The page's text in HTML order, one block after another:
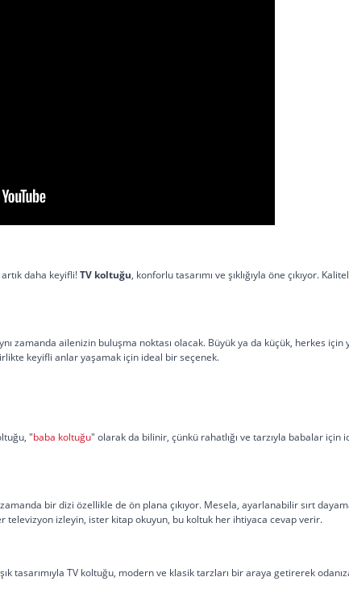
daha keyifli!TV koltuğu, konforlu tasarımı ve şıklığıyla öne çıkıyor.
zamanda ailenizin buluşma noktası olacak. Büyük ya da küçük, herkes
keyifli anlar yaşamak için ideal bir seçenek.
"baba koltuğu" olarak da bilinir, çünkü rahatlığı ve tarzıyla babalar için
zamanda bir dizi özellikle de ön plana çıkıyor. Mesela, ayarlanabilir sırt
televizyon izleyin, ister kitap okuyun, bu koltuk her ihtiyaca cevap verir.
tasarımıyla TV koltuğu, modern ve klasik tarzları bir araya getirerek